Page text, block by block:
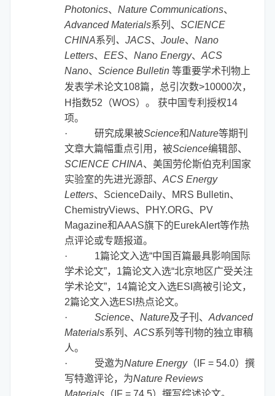
Photonics、 Nature Communications、
Advanced Materials系列 、 SCIENCE
CHINA系列 、JACS、 Joule、 Nano
Letters、 EES、 Nano Energy、 ACS
Nano、 Science Bulletin 等重要学术刊物上
发表学术论文108篇，总引次数>10000次，
H指数52 （WOS）。 获中国专利授权14
项。
·
研究成果被Science和Nature等期刊
文章大篇幅重点引用，被Science编辑部、
SCIENCE CHINA、美国劳伦斯伯克利国家
实验室的先进光源部、 ACS Energy
Letters、ScienceDaily、MRS Bulletin、
ChemistryViews、PHY.ORG、PV
Magazine和AAAS旗下的EurekAlert等作热
点评论或专题报道。
·
1篇论文入选“中国百篇最具影响国际
学术论文”，1篇论文入选“北京地区广受关注
学术论文”， 14篇论文入选ESI 高被引论文，
2篇论文入选ESI 热点论文。
·
Science、 Nature及子刊、 Advanced
Materials系列、 ACS系列等刊物的独立审稿
人。
·
受邀为Nature Energy（ IF = 54.0）撰
写特邀评论，为Nature Reviews
Materials （ IF = 74.5）撰写综述论文。